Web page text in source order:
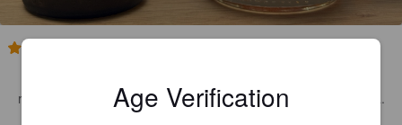
ruskeassa läpikuultavassa, virkistävässä ja kuivaavassa oluessa.
Age Verification